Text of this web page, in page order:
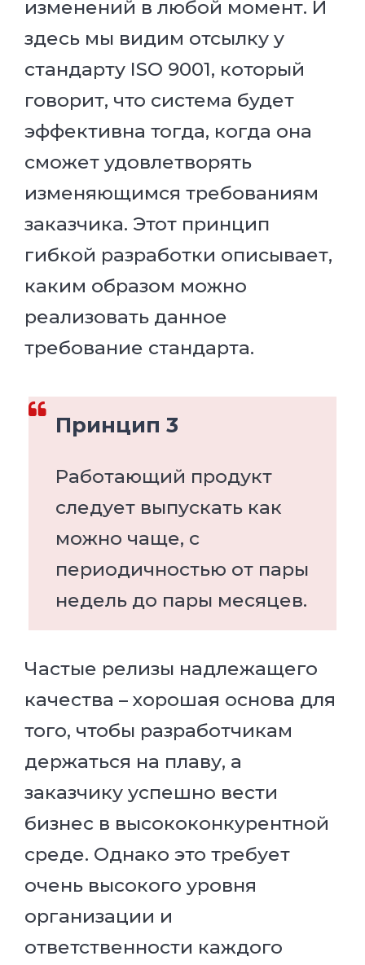
изменений в любой момент. И
здесь мы видим отсылку у
стандарту ISO 9001, который
говорит, что система будет
эффективна тогда, когда она
сможет удовлетворять
изменяющимся требованиям
заказчика. Этот принцип
гибкой разработки описывает,
каким образом можно
реализовать данное
требование стандарта.
Принцип 3
Работающий продукт
следует выпускать как
можно чаще, с
периодичностью от пары
недель до пары месяцев.
Частые релизы надлежащего
качества – хорошая основа для
того, чтобы разработчикам
держаться на плаву, а
заказчику успешно вести
бизнес в высококонкурентной
среде. Однако это требует
очень высокого уровня
организации и
ответственности каждого